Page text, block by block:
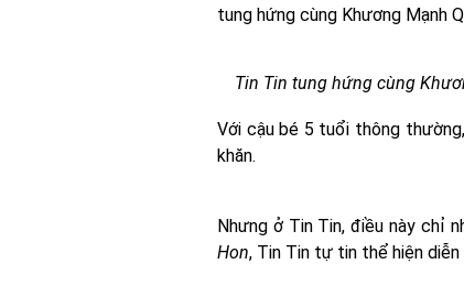
tung hứng cùng Khương Mạnh
Tin Tin tung hứng cùng
Với cậu bé 5 tuổi thông
khăn.
Nhưng ở Tin Tin, điều này chỉ
Hon, Tin Tin tự tin thể hiện